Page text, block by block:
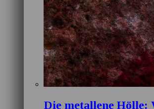
Die metallene Hölle: